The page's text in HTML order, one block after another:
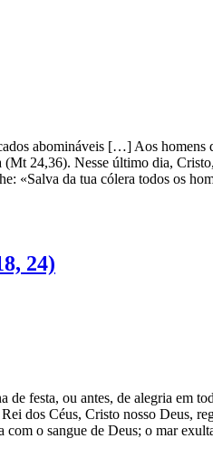
abomináveis […] Aos
24,36). Nesse último dia,
«Salva da tua cólera todos os
24)
festa, ou antes, de alegria em
dos Céus, Cristo nosso Deus,
o sangue de Deus; o mar